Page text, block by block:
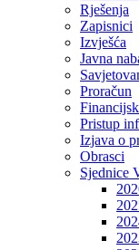
Rješenja
Zapisnici
Izvješća
Javna
Proračun
Pristup
Izjava o
Obrasci
Sjednice